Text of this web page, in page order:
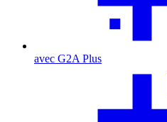
avec G2A Plus